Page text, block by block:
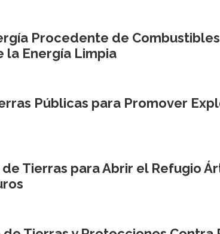
Procedente de Combustibles
Energía Limpia
Públicas para Promover
Tierras para Abrir el Refugio